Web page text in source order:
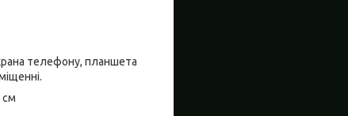
телефону, планшета
см